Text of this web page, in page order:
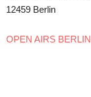
12459 Berlin
OPEN AIRS BERLIN